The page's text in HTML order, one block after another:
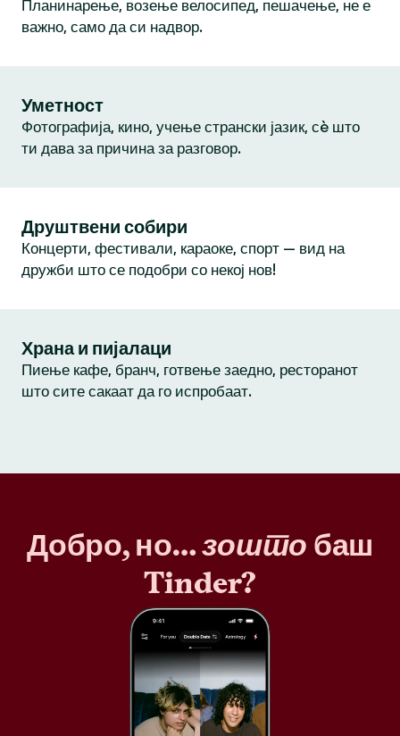
Планинарење, возење велосипед, пешачење, не е
важно, само да си надвор.
Уметност
Фотографија, кино, учење странски јазик, сè што
ти дава за причина за разговор.
Друштвени собири
Концерти, фестивали, караоке, спорт — вид на
дружби што се подобри со некој нов!
Храна и пијалаци
Пиење кафе, бранч, готвење заедно, ресторанот
што сите сакаат да го испробаат.
Добро, но…зошто баш
Tinder?